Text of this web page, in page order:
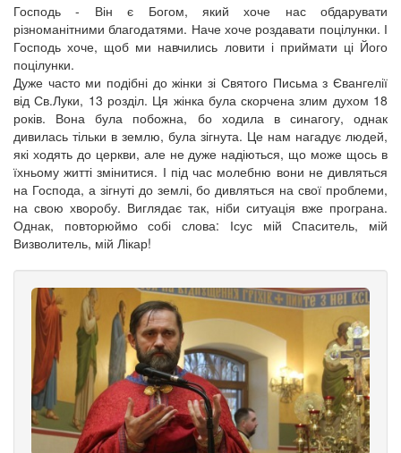
Господь - Він є Богом, який хоче нас обдарувати
різноманітними благодатями. Наче хоче роздавати поцілунки. І
Господь хоче, щоб ми навчились ловити і приймати ці Його
поцілунки.
Дуже часто ми подібні до жінки зі Святого Письма з Євангелії
від Св.Луки, 13 розділ. Ця жінка була скорчена злим духом 18
років. Вона була побожна, бо ходила в синагогу, однак
дивилась тільки в землю, була зігнута. Це нам нагадує людей,
які ходять до церкви, але не дуже надіються, що може щось в
їхньому житті змінитися. І під час молебню вони не дивляться
на Господа, а зігнуті до землі, бо дивляться на свої проблеми,
на свою хворобу. Виглядає так, ніби ситуація вже програна.
Однак, повторюймо собі слова: Ісус мій Спаситель, мій
Визволитель, мій Лікар!